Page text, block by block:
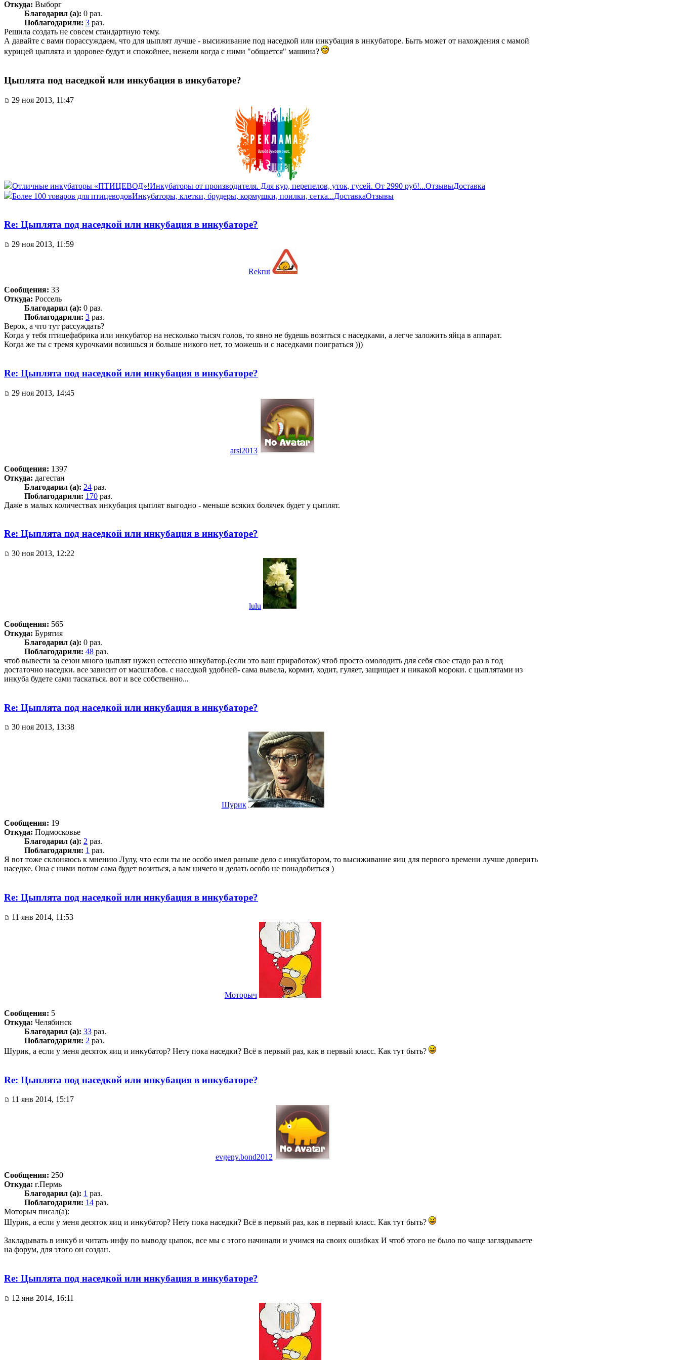
Откуда: Выборг
Благодарил (а): 0 раз.
Поблагодарили: 3 раз.
Решила создать не совсем стандартную тему.
А давайте с вами порассуждаем, что для цыплят лучше - высиживание под наседкой или инкубация в инкубаторе. Быть может от нахождения с мамой
курицей цыплята и здоровее будут и спокойнее, нежели когда с ними "общается" машина?
Цыплята под наседкой или инкубация в инкубаторе?
29 ноя 2013, 11:47
Отличные инкубаторы «ПТИЦЕВОД»!Инкубаторы от производителя. Для кур, перепелов, уток, гусей. От 2990 руб!...ОтзывыДоставка
Более 100 товаров для птицеводовИнкубаторы, клетки, брудеры, кормушки, поилки, сетка...ДоставкаОтзывы
Re: Цыплята под наседкой или инкубация в инкубаторе?
29 ноя 2013, 11:59
Rekrut
Сообщения: 33
Откуда: Россель
Благодарил (а): 0 раз.
Поблагодарили: 3 раз.
Верок, а что тут рассуждать?
Когда у тебя птицефабрика или инкубатор на несколько тысяч голов, то явно не будешь возиться с наседками, а легче заложить яйца в аппарат.
Когда же ты с тремя курочками возишься и больше никого нет, то можешь и с наседками поиграться )))
Re: Цыплята под наседкой или инкубация в инкубаторе?
29 ноя 2013, 14:45
arsi2013
Сообщения: 1397
Откуда: дагестан
Благодарил (а): 24 раз.
Поблагодарили: 170 раз.
Даже в малых количествах инкубация цыплят выгодно - меньше всяких болячек будет у цыплят.
Re: Цыплята под наседкой или инкубация в инкубаторе?
30 ноя 2013, 12:22
lulu
Сообщения: 565
Откуда: Бурятия
Благодарил (а): 0 раз.
Поблагодарили: 48 раз.
чтоб вывести за сезон много цыплят нужен естессно инкубатор.(если это ваш приработок) чтоб просто омолодить для себя свое стадо раз в год
достаточно наседки. все зависит от масштабов. с наседкой удобней- сама вывела, кормит, ходит, гуляет, защищает и никакой мороки. с цыплятами из
инкуба будете сами таскаться. вот и все собственно...
Re: Цыплята под наседкой или инкубация в инкубаторе?
30 ноя 2013, 13:38
Шурик
Сообщения: 19
Откуда: Подмосковье
Благодарил (а): 2 раз.
Поблагодарили: 1 раз.
Я вот тоже склоняюсь к мнению Лулу, что если ты не особо имел раньше дело с инкубатором, то высиживание яиц для первого времени лучше доверить
наседке. Она с ними потом сама будет возиться, а вам ничего и делать особо не понадобиться )
Re: Цыплята под наседкой или инкубация в инкубаторе?
11 янв 2014, 11:53
Моторыч
Сообщения: 5
Откуда: Челябинск
Благодарил (а): 33 раз.
Поблагодарили: 2 раз.
Шурик, а если у меня десяток яиц и инкубатор? Нету пока наседки? Всё в первый раз, как в первый класс. Как тут быть?
Re: Цыплята под наседкой или инкубация в инкубаторе?
11 янв 2014, 15:17
evgeny.bond2012
Сообщения: 250
Откуда: г.Пермь
Благодарил (а): 1 раз.
Поблагодарили: 14 раз.
Моторыч писал(а):
Шурик, а если у меня десяток яиц и инкубатор? Нету пока наседки? Всё в первый раз, как в первый класс. Как тут быть?
Закладывать в инкуб и читать инфу по выводу цыпок, все мы с этого начинали и учимся на своих ошибках И чтоб этого не было по чаще заглядываете
на форум, для этого он создан.
Re: Цыплята под наседкой или инкубация в инкубаторе?
12 янв 2014, 16:11